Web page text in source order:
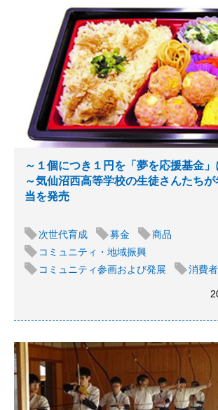
～１個につき１円を「夢を応援基金
～気仙沼西高等学校の生徒さんたち
当を発売
次世代育成 募金
商品
コミュニティ・地域振興
コミュニティ参画および発展
消費